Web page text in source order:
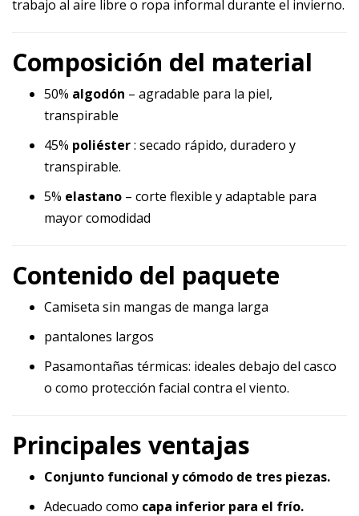
trabajo al aire libre o ropa informal durante el invierno.
Composición del material
50% algodón – agradable para la piel,
transpirable
45% poliéster: secado rápido, duradero y
transpirable.
5% elastano – corte flexible y adaptable para
mayor comodidad
Contenido del paquete
Camiseta sin mangas de manga larga
pantalones largos
Pasamontañas térmicas: ideales debajo del casco
o como protección facial contra el viento.
Principales ventajas
Conjunto funcional y cómodo de tres piezas.
Adecuado como capa inferior para el frío.